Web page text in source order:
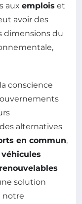
aux emplois et
avoir des
dimensions du
conscience
alternatives
en commun,
véhicules
solution
notre